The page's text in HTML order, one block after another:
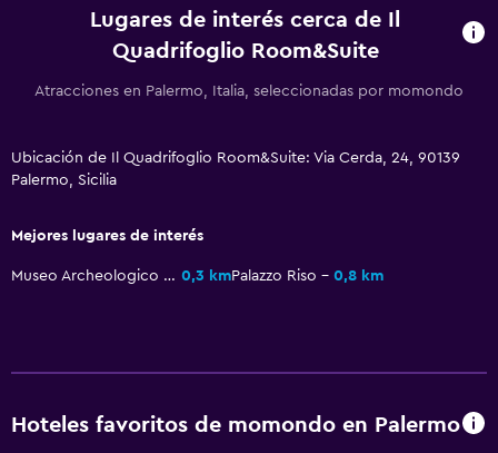
Cama plegable
Armario o clóset
Salud y seguridad
Limpieza diaria
Acceso con llave
Lugares de interés cerca de Il
Quadrifoglio Room&Suite
Atracciones en Palermo, Italia, seleccionadas por momondo
Ubicación de Il Quadrifoglio Room&Suite: Via Cerda, 24, 90139
Palermo, Sicilia
Mejores lugares de interés
Museo Archeologico Regionale Antonio Salinas 0,3 kmPalazzo Riso 0,8 km
Hoteles favoritos de momondo en Palermo